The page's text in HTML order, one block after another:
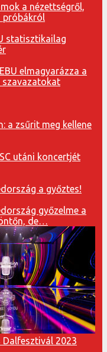
a nézettségről,
próbákról
statisztikailag
elmagyarázza a
szavazatokat
a zsűrit meg kellene
utáni koncertjét
a győztes!
győzelme a
de…
Dalfesztivál 2023